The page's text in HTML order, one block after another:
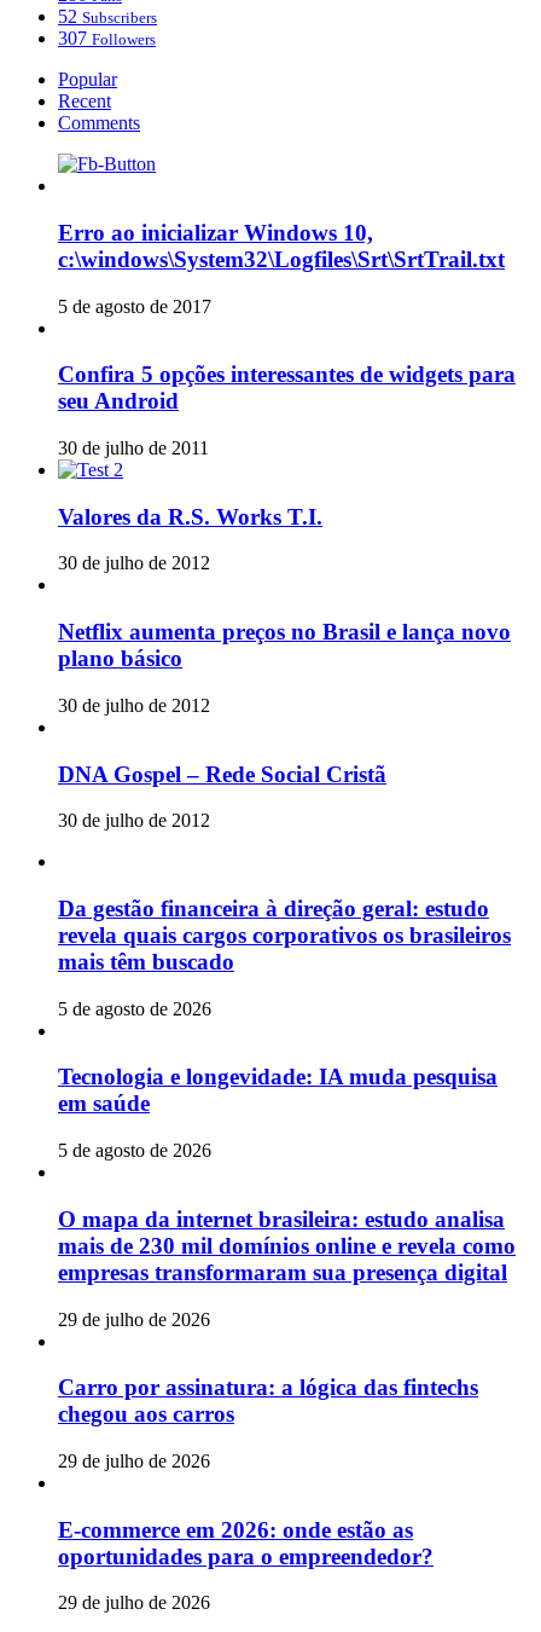
52 Subscribers
307 Followers
Popular
Recent
Comments
Erro ao inicializar Windows 10,
c:\windows\System32\Logfiles\Srt\SrtTrail.txt
5 de agosto de 2017
Confira 5 opções interessantes de widgets para
seu Android
30 de julho de 2011
Valores da R.S. Works T.I.
30 de julho de 2012
Netflix aumenta preços no Brasil e lança novo
plano básico
30 de julho de 2012
DNA Gospel – Rede Social Cristã
30 de julho de 2012
Da gestão financeira à direção geral: estudo
revela quais cargos corporativos os brasileiros
mais têm buscado
5 de agosto de 2026
Tecnologia e longevidade: IA muda pesquisa
em saúde
5 de agosto de 2026
O mapa da internet brasileira: estudo analisa
mais de 230 mil domínios online e revela como
empresas transformaram sua presença digital
29 de julho de 2026
Carro por assinatura: a lógica das fintechs
chegou aos carros
29 de julho de 2026
E-commerce em 2026: onde estão as
oportunidades para o empreendedor?
29 de julho de 2026